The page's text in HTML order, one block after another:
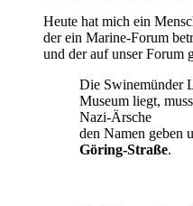
Heute hat mich ein
der ein Marine-Forum
und der auf unser Forum
Die Swinemünder
Museum liegt,
Nazi-Ärsche
den Namen geben
Göring-Straße.